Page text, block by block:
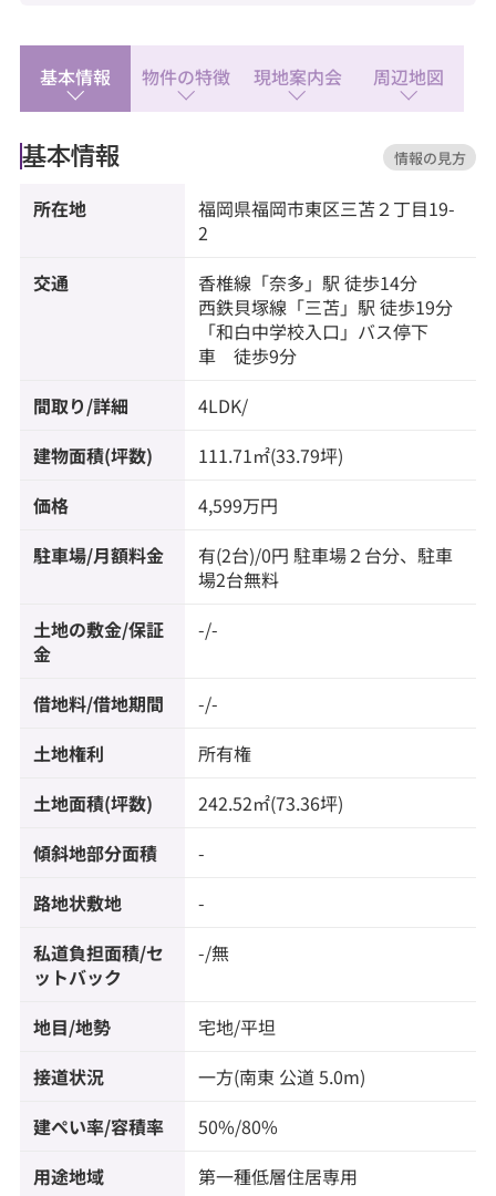
【暮らし】
◆サニー奈多店：徒歩11分
◆セブンイレブン 福岡塩浜1丁目店：徒歩9分
基本情報 物件の特徴 現地案内会 周辺地図
基本情報 情報の見方
所在地 福岡県福岡市東区三苫 ２丁目19-
2
交通 香椎線 「奈多 」駅 徒歩14分
西鉄貝塚線 「三苫 」駅 徒歩19分
「和白中学校入口」バス停下
車 徒歩9分
間取り/詳細 4LDK/
建物面積(坪数) 111.71㎡(33.79坪)
価格 4,599万円
駐車場/月額料金
有(2台)/0円 駐車場２台分、駐車
場2台無料
土地の敷金/保証
金
-/-
借地料/借地期間 -/-
土地権利 所有権
土地面積(坪数) 242.52㎡(73.36坪)
傾斜地部分面積 -
路地状敷地 -
私道負担面積/セ
ットバック
-/無
地目/地勢 宅地/平坦
接道状況 一方(南東 公道 5.0m)
建ぺい率/容積率 50%/80%
用途地域 第一種低層住居専用